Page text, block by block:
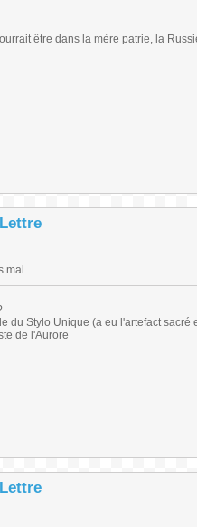
être dans la mère patrie, la
mal
du Stylo Unique (a eu l'artefact
de l'Aurore